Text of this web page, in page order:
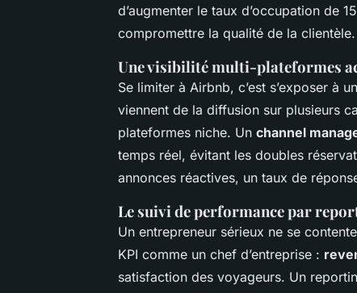
d’augmenter le taux d’occupation de
compromettre la qualité de la clientèle.
Une visibilité multi-plateformes
Se limiter à Airbnb, c’est s’exposer à
viennent de la diffusion sur plusieurs
plateformes niche. Un channel
temps réel, évitant les doubles
annonces réactives, un taux de
Le suivi de performance par
Un entrepreneur sérieux ne se
KPI comme un chef d’entreprise :
satisfaction des voyageurs. Un